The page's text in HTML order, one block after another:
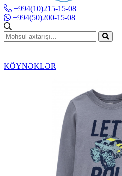
+994(10)215-15-08
+994(50)200-15-08
KÖYNƏKLƏR